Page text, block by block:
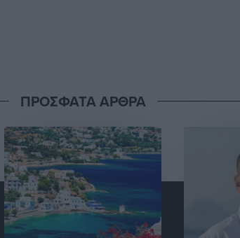
ΠΡΟΣΦΑΤΑ ΑΡΘΡΑ